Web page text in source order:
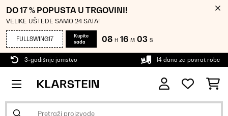
DO 17 % POPUSTA U TRGOVINI!
VELIKE UŠTEDE SAMO 24 SATA!
FULLSWING17
Kupite
sada
08 H 16 M 03 S
3-godišnje jamstvo 14 dana za povrat robe